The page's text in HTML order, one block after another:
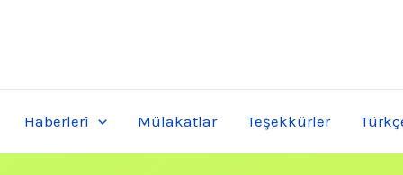
Haberleri Mülakatlar Teşekkürler